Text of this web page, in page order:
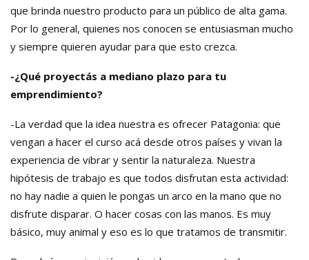
que brinda nuestro producto para un público de alta gama.
Por lo general, quienes nos conocen se entusiasman mucho
y siempre quieren ayudar para que esto crezca.
-¿Qué proyectás a mediano plazo para tu
emprendimiento?
-La verdad que la idea nuestra es ofrecer Patagonia: que
vengan a hacer el curso acá desde otros países y vivan la
experiencia de vibrar y sentir la naturaleza. Nuestra
hipótesis de trabajo es que todos disfrutan esta actividad:
no hay nadie a quien le pongas un arco en la mano que no
disfrute disparar. O hacer cosas con las manos. Es muy
básico, muy animal y eso es lo que tratamos de transmitir.